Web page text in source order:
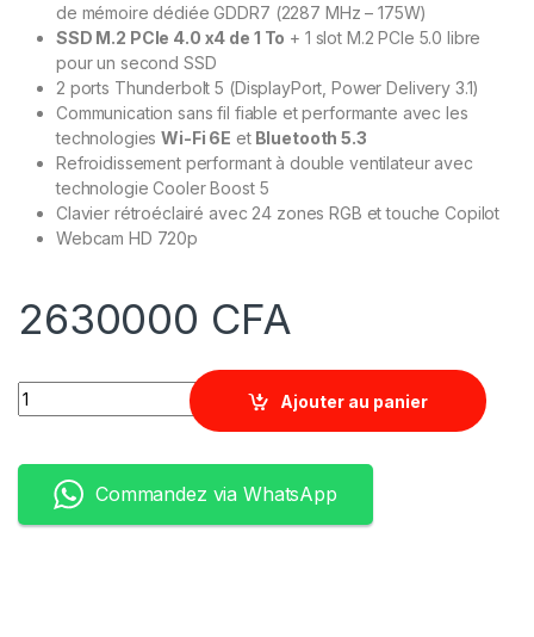
de mémoire dédiée GDDR7 (2287 MHz – 175W)
SSD M.2 PCIe 4.0 x4 de 1 To + 1 slot M.2 PCIe 5.0 libre
pour un second SSD
2 ports Thunderbolt 5 (DisplayPort, Power Delivery 3.1)
Communication sans fil fiable et performante avec les
technologiesWi-Fi 6E etBluetooth 5.3
Refroidissement performant à double ventilateur avec
technologie Cooler Boost 5
Clavier rétroéclairé avec 24 zones RGB et touche Copilot
Webcam HD 720p
2630000 CFA
Quantity
Ajouter au panier
Commandez via WhatsApp